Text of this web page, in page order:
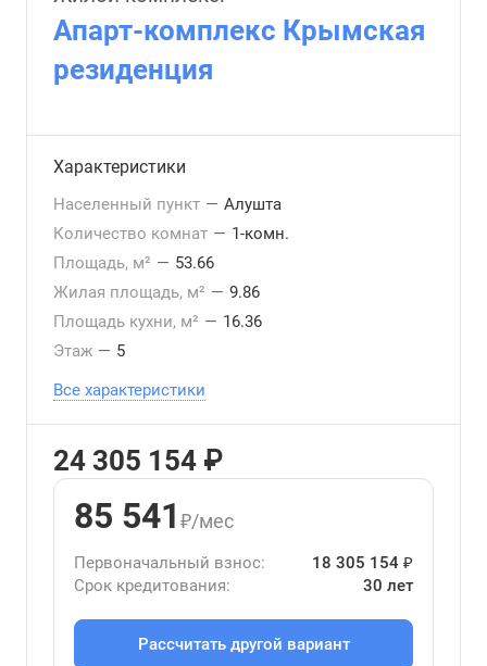
Апарт-комплекс Крымская
резиденция
Характеристики
Населенный пункт — Алушта
Количество комнат — 1-комн.
Площадь, м² — 53.66
Жилая площадь, м² — 9.86
Площадь кухни, м² — 16.36
Этаж — 5
Все характеристики
24 305 154 ₽
85 541 ₽/мес
Первоначальный взнос:
18 305 154 ₽
Срок кредитования:
30 лет
Рассчитать другой вариант